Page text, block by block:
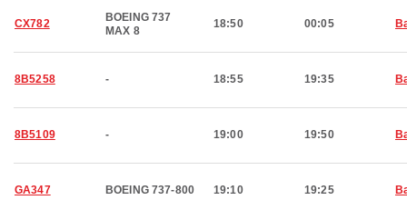
CX782
BOEING 737
MAX 8
18:50 00:05
8B5258 - 18:55 19:35
8B5109 - 19:00 19:50
GA347 BOEING 737-800 19:10 19:25